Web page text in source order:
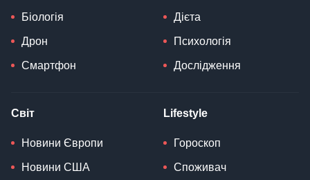
Біологія
Дрон
Смартфон
Дієта
Психологія
Дослідження
Світ
Новини Європи
Новини США
Lifestyle
Гороскоп
Споживач